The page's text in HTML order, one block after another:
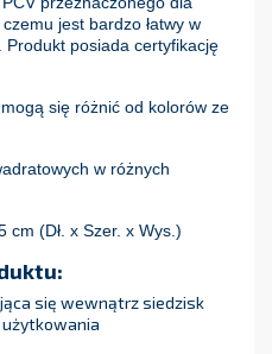
jest bardzo łatwy w
posiada certyfikację
się różnić od kolorów ze
w różnych
(Dł. x Szer. x Wys.)
się wewnątrz siedzisk